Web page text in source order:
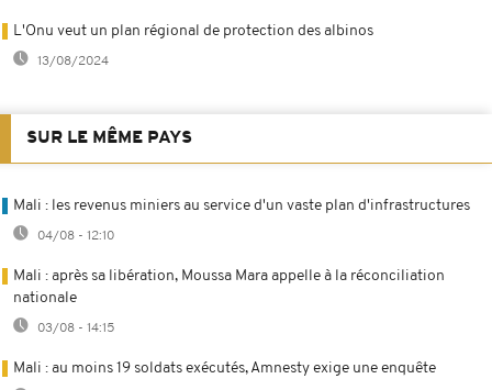
L'Onu veut un plan régional de protection des albinos
13/08/2024
SUR LE MÊME PAYS
Mali : les revenus miniers au service d'un vaste plan d'infrastructures
04/08 - 12:10
Mali : après sa libération, Moussa Mara appelle à la réconciliation
nationale
03/08 - 14:15
Mali : au moins 19 soldats exécutés, Amnesty exige une enquête